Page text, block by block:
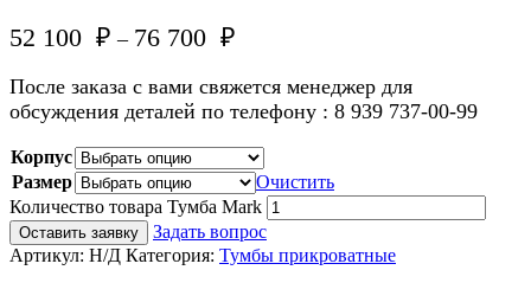
52 100 ₽ – 76 700 ₽
После заказа с вами свяжется менеджер для
обсуждения деталей по телефону : 8 939 737-00-99
Корпус
Размер
Очистить
Количество товара Тумба Mark
Оставить заявку
Задать вопрос
Артикул: Н/Д Категория: Тумбы прикроватные